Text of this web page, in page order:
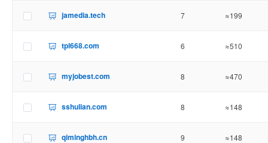
jamedia.tech 7 ≈199
tpl668.com 6 ≈510
myjobest.com 8 ≈470
sshulian.com 8 ≈148
qiminghbh.cn 9 ≈148